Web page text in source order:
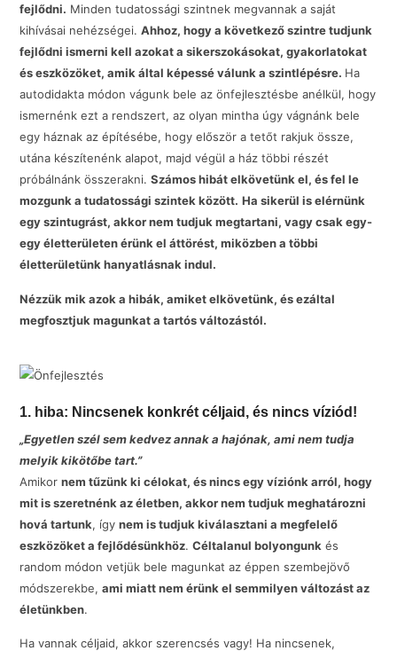
fejlődni. Minden tudatossági szintnek megvannak a saját
kihívásai nehézségei.Ahhoz, hogy a következő szintre tudjunk
fejlődni ismerni kell azokat a sikerszokásokat, gyakorlatokat
és eszközöket, amik által képessé válunk a szintlépésre. Ha
autodidakta módon vágunk bele az önfejlesztésbe anélkül, hogy
ismernénk ezt a rendszert, az olyan mintha úgy vágnánk bele
egy háznak az építésébe, hogy először a tetőt rakjuk össze,
utána készítenénk alapot, majd végül a ház többi részét
próbálnánk összerakni.Számos hibát elkövetünk el, és fel le
mozgunk a tudatossági szintek között. Ha sikerül is elérnünk
egy szintugrást, akkor nem tudjuk megtartani, vagy csak egy-
egy életterületen érünk el áttörést, miközben a többi
életterületünk hanyatlásnak indul.
Nézzük mik azok a hibák, amiket elkövetünk, és ezáltal
megfosztjuk magunkat a tartós változástól.
1. hiba: Nincsenek konkrét céljaid, és nincs víziód!
„Egyetlen szél sem kedvez annak a hajónak, ami nem tudja
melyik kikötőbe tart.”
Amikornem tűzünk ki célokat, és nincs egy víziónk arról, hogy
mit is szeretnénk az életben, akkor nem tudjuk meghatározni
hová tartunk, ígynem is tudjuk kiválasztani a megfelelő
eszközöket a fejlődésünkhöz.Céltalanul bolyongunk és
random módon vetjük bele magunkat az éppen szembejövő
módszerekbe,ami miatt nem érünk el semmilyen változást az
életünkben.
Ha vannak céljaid, akkor szerencsés vagy! Ha nincsenek,